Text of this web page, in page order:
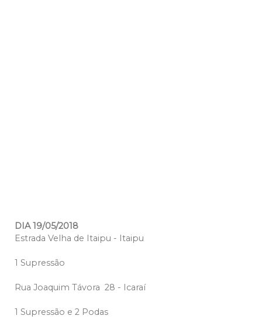
DIA 19/05/2018
Estrada Velha de Itaipu - Itaipu
1 Supressão
Rua Joaquim Távora 28 - Icaraí
1 Supressão e 2 Podas